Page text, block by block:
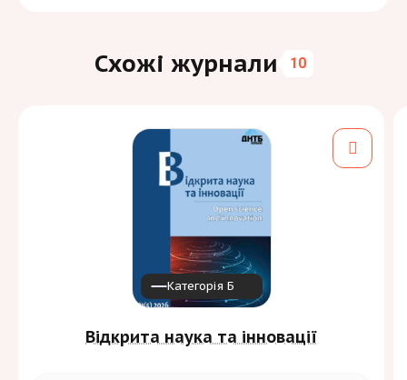
Схожі журнали 10
Категорія Б
Відкрита наука та інновації